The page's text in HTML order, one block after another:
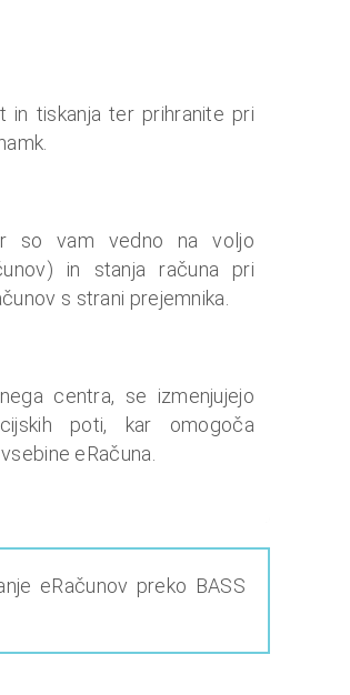
in tiskanja ter prihranite pri
so vam vedno na voljo
in stanja računa pri
s strani prejemnika.
centra, se izmenjujejo
poti, kar omogoča
eRačuna.
eRačunov preko BASS